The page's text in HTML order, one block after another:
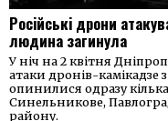
Російські дрони
людина загинула
У ніч на 2 квітня
атаки дронів-камікадзе
опинилися одразу
Синельникове,
району.